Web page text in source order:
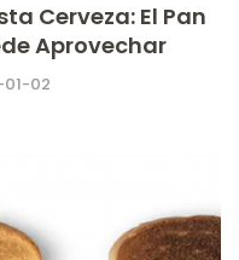
Cerveza: El Pan
Aprovechar
02